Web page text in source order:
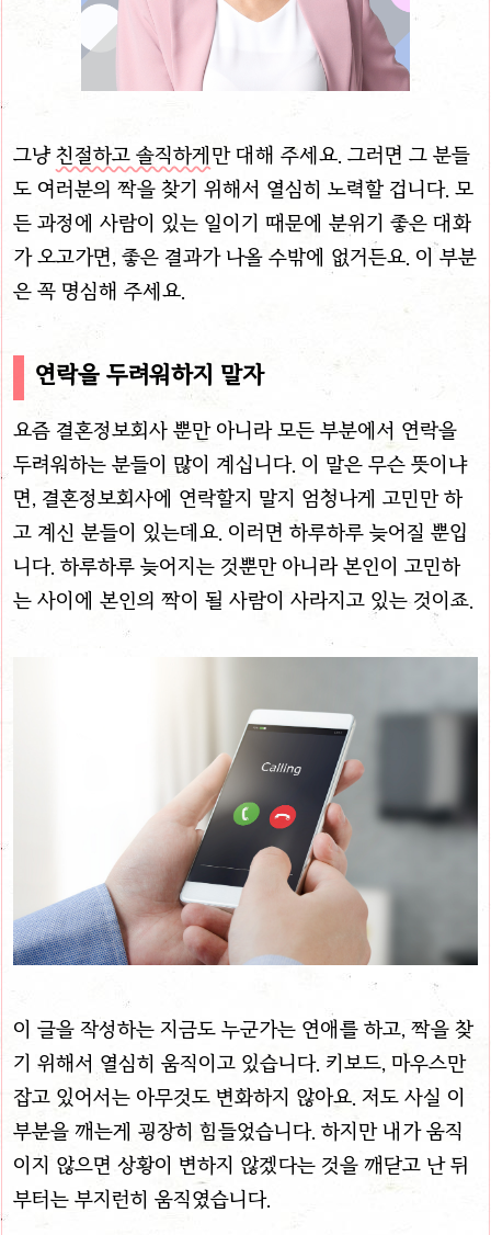
그냥 친절하고 솔직하게만 대해 주세요. 그러면 그 분들
도 여러분의 짝을 찾기 위해서 열심히 노력할 겁니다. 모
든 과정에 사람이 있는 일이기 때문에 분위기 좋은 대화
가 오고가면, 좋은 결과가 나올 수밖에 없거든요. 이 부분
은 꼭 명심해 주세요.
연락을 두려워하지 말자
요즘 결혼정보회사 뿐만 아니라 모든 부분에서 연락을
두려워하는 분들이 많이 계십니다. 이 말은 무슨 뜻이냐
면, 결혼정보회사에 연락할지 말지 엄청나게 고민만 하
고 계신 분들이 있는데요. 이러면 하루하루 늦어질 뿐입
니다. 하루하루 늦어지는 것뿐만 아니라 본인이 고민하
는 사이에 본인의 짝이 될 사람이 사라지고 있는 것이죠.
이 글을 작성하는 지금도 누군가는 연애를 하고, 짝을 찾
기 위해서 열심히 움직이고 있습니다. 키보드, 마우스만
잡고 있어서는 아무것도 변화하지 않아요. 저도 사실 이
부분을 깨는게 굉장히 힘들었습니다. 하지만 내가 움직
이지 않으면 상황이 변하지 않겠다는 것을 깨닫고 난 뒤
부터는 부지런히 움직였습니다.